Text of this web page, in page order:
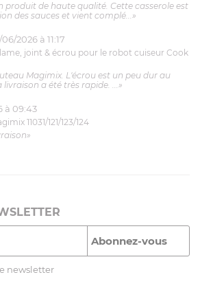
produit de haute qualité. Cette casserole est
des sauces et vient complé...»
2026 à 11:17
joint & écrou pour le robot cuiseur Cook
Magimix. L'écrou est un peu dur au
a été très rapide. ...»
à 09:43
11031/121/123/124
newsletter